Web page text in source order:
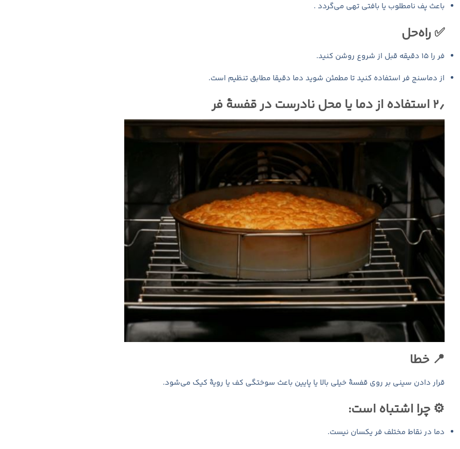
باعث پف نامطلوب یا بافتی تهی می‌گردد .
✅ راه‌حل
فر را ۱۵ دقیقه قبل از شروع روشن کنید.
از دماسنج فر استفاده کنید تا مطمئن شوید دما دقیقا مطابق تنظیم است.
۲٫ استفاده از دما یا محل نادرست در قفسهٔ فر
📍 خطا
قرار دادن سینی بر روی قفسهٔ خیلی بالا یا پایین باعث سوختگی کف یا رویهٔ کیک می‌شود.
⚙️ چرا اشتباه است:
دما در نقاط مختلف فر یکسان نیست.